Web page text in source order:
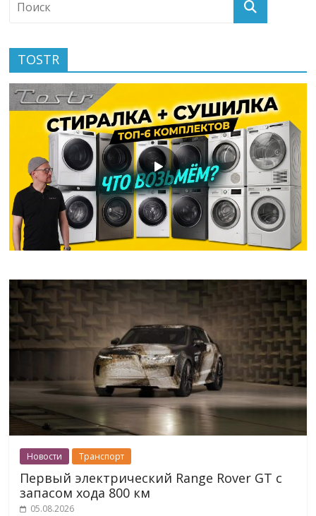
TOSTR
Новости Транспорт
Первый электрический Range Rover GT с
запасом хода 800 км
05.08.2026